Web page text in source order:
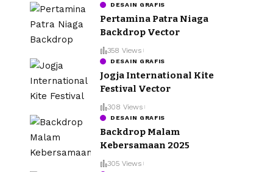
DESAIN GRAFIS
Pertamina Patra Niaga
Backdrop Vector
358 Views
DESAIN GRAFIS
Jogja International Kite
Festival Vector
308 Views
DESAIN GRAFIS
Backdrop Malam
Kebersamaan 2025
305 Views